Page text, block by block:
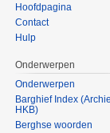
Hoofdpagina
Contact
Hulp
Onderwerpen
Onderwerpen
Barghief Index
HKB)
Berghse woorden